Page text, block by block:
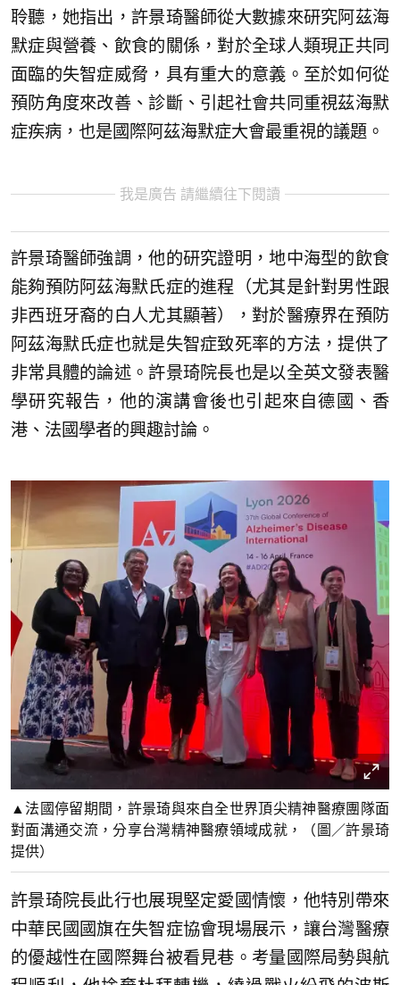
聆聽，她指出，許景琦醫師從大數據來研究阿茲海
默症與營養、飲食的關係，對於全球人類現正共同
面臨的失智症威脅，具有重大的意義。至於如何從
預防角度來改善、診斷、引起社會共同重視茲海默
症疾病，也是國際阿茲海默症大會最重視的議題。
我是廣告 請繼續往下閱讀
許景琦醫師強調，他的研究證明，地中海型的飲食
能夠預防阿茲海默氏症的進程（尤其是針對男性跟
非西班牙裔的白人尤其顯著），對於醫療界在預防
阿茲海默氏症也就是失智症致死率的方法，提供了
非常具體的論述。許景琦院長也是以全英文發表醫
學研究報告，他的演講會後也引起來自德國、香
港、法國學者的興趣討論。
▲法國停留期間，許景琦與來自全世界頂尖精神醫療團隊面
對面溝通交流，分享台灣精神醫療領域成就，（圖／許景琦
提供）
許景琦院長此行也展現堅定愛國情懷，他特別帶來
中華民國國旗在失智症協會現場展示，讓台灣醫療
的優越性在國際舞台被看見巷。考量國際局勢與航